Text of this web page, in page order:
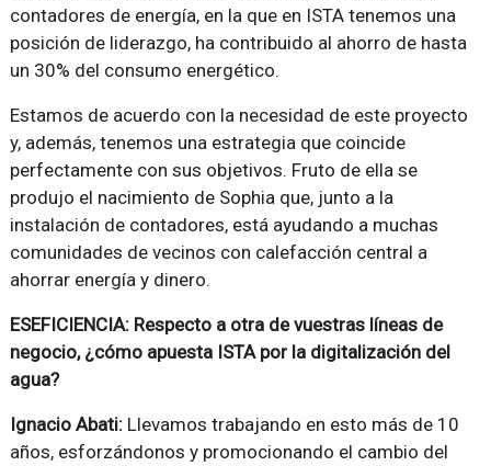
contadores de energía, en la que en ISTA tenemos una
posición de liderazgo, ha contribuido al ahorro de hasta
un 30% del consumo energético.
Estamos de acuerdo con la necesidad de este proyecto
y, además, tenemos una estrategia que coincide
perfectamente con sus objetivos. Fruto de ella se
produjo el nacimiento de Sophia que, junto a la
instalación de contadores, está ayudando a muchas
comunidades de vecinos con calefacción central a
ahorrar energía y dinero.
ESEFICIENCIA: Respecto a otra de vuestras líneas de
negocio, ¿cómo apuesta ISTA por la digitalización del
agua?
Ignacio Abati: Llevamos trabajando en esto más de 10
años, esforzándonos y promocionando el cambio del